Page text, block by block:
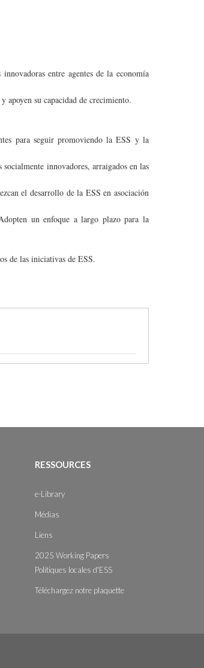
entre agentes de la economía
apoyen su capacidad de crecimiento.
para seguir promoviendo la ESS y la
innovadores, arraigados en las
el desarrollo de la ESS en asociación
un enfoque a largo plazo para la
de las iniciativas de ESS.
RESSOURCES
e-Library
Médias
Liens
2025 Working Papers
Politiques locales d'ESS
Téléchargez notre plaquette